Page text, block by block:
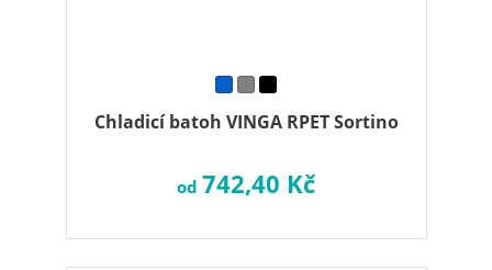
Chladicí batoh VINGA RPET Sortino
od 742,40 Kč